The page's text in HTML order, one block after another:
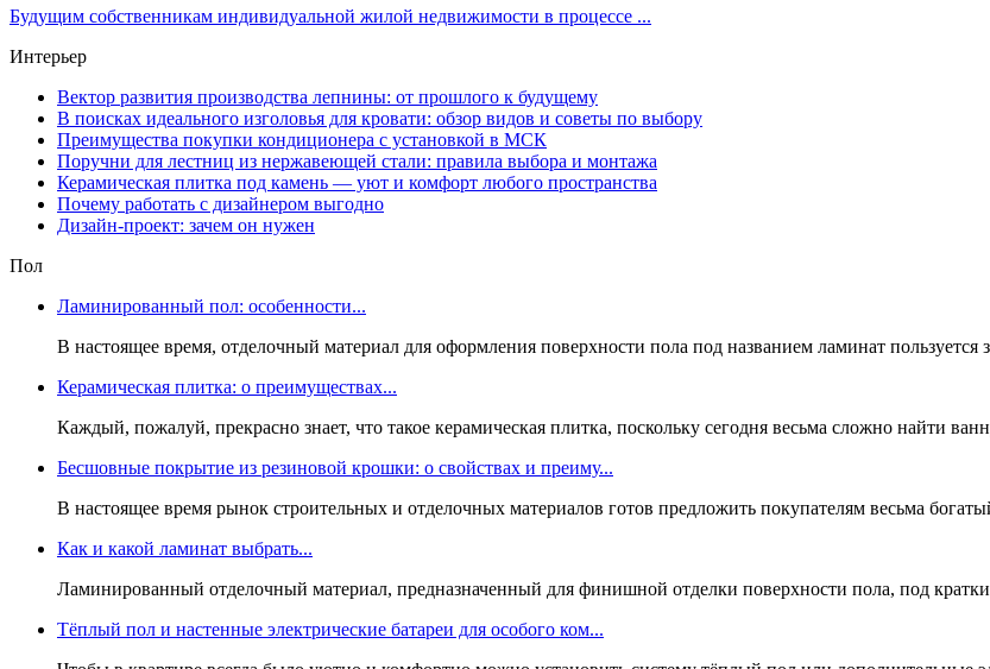
Будущим собственникам индивидуальной жилой недвижимости в процессе ...
Интерьер
Вектор развития производства лепнины: от прошлого к будущему
В поисках идеального изголовья для кровати: обзор видов и советы по выбору
Преимущества покупки кондиционера с установкой в МСК
Поручни для лестниц из нержавеющей стали: правила выбора и монтажа
Керамическая плитка под камень — уют и комфорт любого пространства
Почему работать с дизайнером выгодно
Дизайн-проект: зачем он нужен
Пол
Ламинированный пол: особенности...
В настоящее время, отделочный материал для оформления поверхности пола под названием ламинат пользуется
Керамическая плитка: о преимуществах...
Каждый, пожалуй, прекрасно знает, что такое керамическая плитка, поскольку сегодня весьма сложно найти
Бесшовные покрытие из резиновой крошки: о свойствах и преиму...
В настоящее время рынок строительных и отделочных материалов готов предложить покупателям весьма
Как и какой ламинат выбрать...
Ламинированный отделочный материал, предназначенный для финишной отделки поверхности пола, под
Тёплый пол и настенные электрические батареи для особого ком...